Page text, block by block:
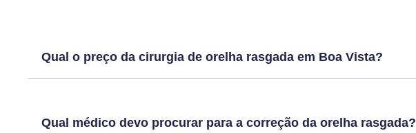
Qual o preço da cirurgia de orelha rasgada em Boa Vista?
Qual médico devo procurar para a correção da orelha rasgada?